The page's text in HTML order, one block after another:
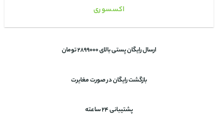
اکسسوری
ارسال رایگان پستی بالای 2899000 تومان
بازگشت رایگان در صورت مغایرت
پشتیبانی 24 ساعته